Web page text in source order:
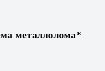
металлолома*